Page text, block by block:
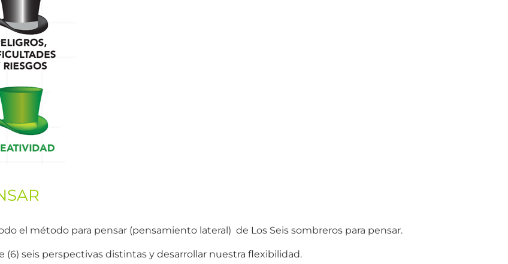
el método para pensar (pensamiento lateral) de Los Seis sombreros para pensar.
seis perspectivas distintas y desarrollar nuestra flexibilidad.